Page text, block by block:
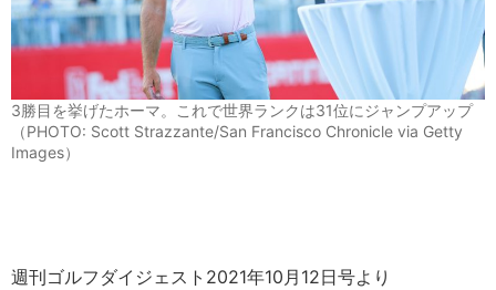
3勝目を挙げたホーマ。これで世界ランクは31位にジャンプアップ
（PHOTO: Scott Strazzante/San Francisco Chronicle via Getty
Images）
週刊ゴルフダイジェスト2021年10月12日号より